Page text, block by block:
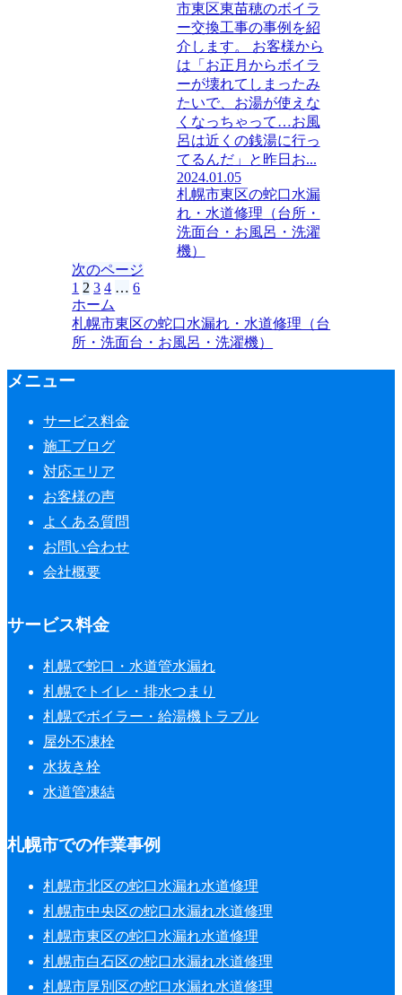
市東区東苗穂のボイラ
ー交換工事の事例を紹
介します。 お客様から
は「お正月からボイラ
ーが壊れてしまったみ
たいで、お湯が使えな
くなっちゃって…お風
呂は近くの銭湯に行っ
てるんだ」と昨日お...
2024.01.05
札幌市東区の蛇口水漏
れ・水道修理（台所・
洗面台・お風呂・洗濯
機）
次のページ
前
へ
1 2 3 4 … 6次
ホーム
札幌市東区の蛇口水漏れ・水道修理（台
所・洗面台・お風呂・洗濯機）
メニュー
サービス料金
施工ブログ
対応エリア
お客様の声
よくある質問
お問い合わせ
会社概要
サービス料金
札幌で蛇口・水道管水漏れ
札幌でトイレ・排水つまり
札幌でボイラー・給湯機トラブル
屋外不凍栓
水抜き栓
水道管凍結
札幌市での作業事例
札幌市北区の蛇口水漏れ水道修理
札幌市中央区の蛇口水漏れ水道修理
札幌市東区の蛇口水漏れ水道修理
札幌市白石区の蛇口水漏れ水道修理
札幌市厚別区の蛇口水漏れ水道修理